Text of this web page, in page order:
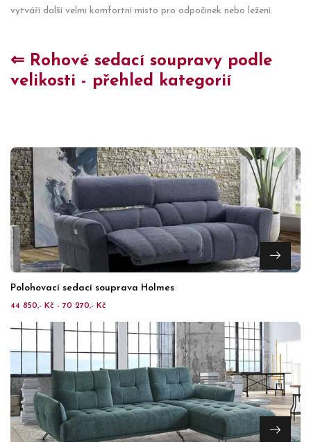
vytváří další velmi komfortní místo pro odpočinek nebo ležení.
⇐ Rohové sedací soupravy podle
velikosti - přehled kategorií
Polohovací sedací souprava Holmes
44 850,- Kč - 70 270,- Kč